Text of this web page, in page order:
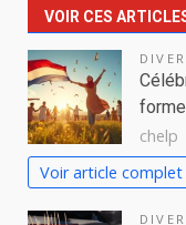
VOIR CES
chelp
Voir article complet